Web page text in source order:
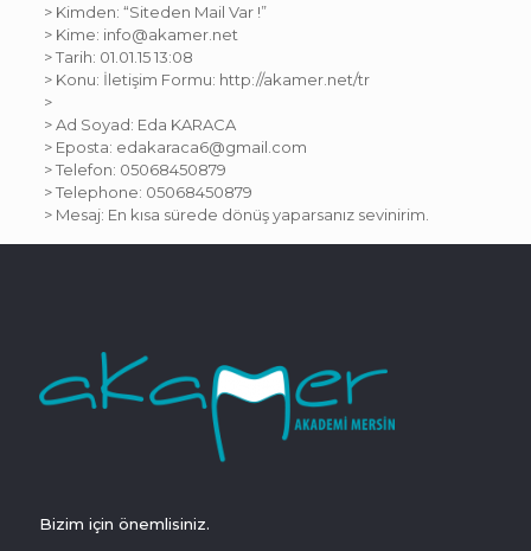
> Kimden: “Siteden Mail Var !”
> Kime: info@akamer.net
> Tarih: 01.01.15 13:08
> Konu: İletişim Formu: http://akamer.net/tr
>
> Ad Soyad: Eda KARACA
> Eposta: edakaraca6@gmail.com
> Telefon: 05068450879
> Telephone: 05068450879
> Mesaj: En kısa sürede dönüş yaparsanız sevinirim.
Bizim için önemlisiniz.